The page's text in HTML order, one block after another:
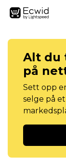
Alt du
på
Sett opp
selge på